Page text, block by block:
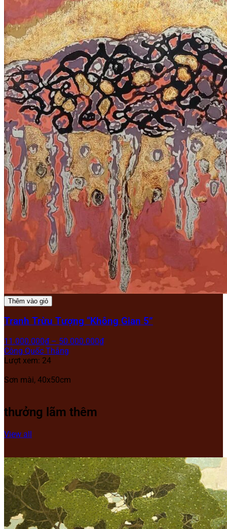
Thêm vào giỏ
Tranh Trừu Tượng “Không Gian 5”
11.000.000₫ – 50.000.000₫
Công Quốc Thắng
Lượt xem: 24
Sơn mài, 40x50cm
thưởng lãm thêm
View all